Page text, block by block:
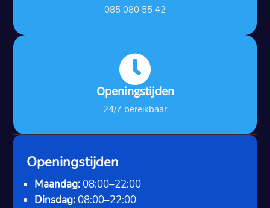
085 080 55 42

Openingstijden
24/7 bereikbaar
Openingstijden
Maandag: 08:00–22:00
Dinsdag: 08:00–22:00